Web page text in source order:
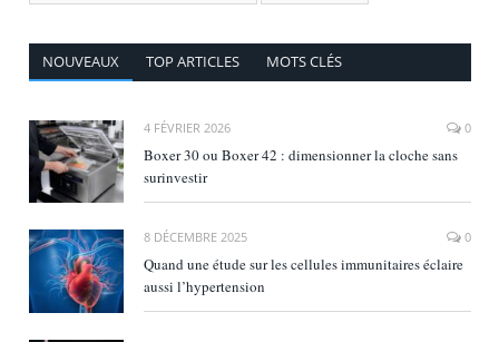
NOUVEAUX TOP ARTICLES MOTS CLÉS
4 FÉVRIER 2026 0
Boxer 30 ou Boxer 42 : dimensionner la cloche sans
surinvestir
8 DÉCEMBRE 2025 0
Quand une étude sur les cellules immunitaires éclaire
aussi l’hypertension